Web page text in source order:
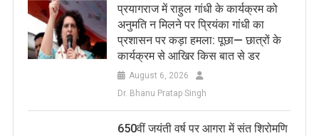
प्रयागराज में राहुल गांधी के कार्यक्रम को
अनुमति न मिलने पर प्रियंका गांधी का
प्रशासन पर कड़ा हमला: पूछा— छात्रों के
कार्यक्रम से आखिर किस बात से डर
August 6, 2026
Dr. Bhanu Pratap Singh
650वीं जयंती वर्ष पर आगरा में संत शिरोमणि